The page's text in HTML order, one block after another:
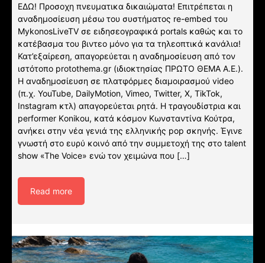
ΕΔΩ! Προσοχη πνευματικα δικαιώματα! Επιτρέπεται η
αναδημοσίευση μέσω του συστήματος re-embed του
MykonosLiveTV σε ειδησεογραφικά portals καθώς και το
κατέβασμα του βιντεο μόνο για τα τηλεοπτικά κανάλια!
Κατ’εξαίρεση, απαγορεύεται η αναδημοσίευση από τον
ιστότοπο protothema.gr (ιδιοκτησίας ΠΡΩΤΟ ΘΕΜΑ A.E.).
Η αναδημοσίευση σε πλατφόρμες διαμοιρασμού video
(π.χ. YouTube, DailyMotion, Vimeo, Twitter, X, TikTok,
Instagram κτλ) απαγορεύεται ρητά. Η τραγουδίστρια και
performer Κonikou, κατά κόσμον Κωνσταντίνα Κούτρα,
ανήκει στην νέα γενιά της ελληνικής pop σκηνής. Έγινε
γνωστή στο ευρύ κοινό από την συμμετοχή της στο talent
show «The Voice» ενώ τον χειμώνα που […]
Read more